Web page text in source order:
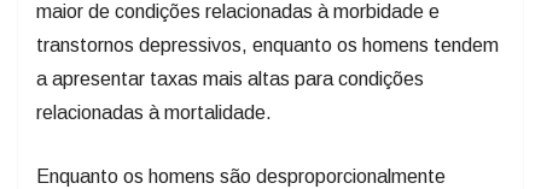
maior de condições relacionadas à morbidade e
transtornos depressivos, enquanto os homens tendem
a apresentar taxas mais altas para condições
relacionadas à mortalidade.
Enquanto os homens são desproporcionalmente